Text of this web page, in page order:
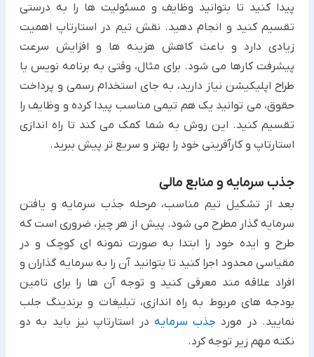
پیدا کنید تا بتوانید وظایف و مسئولیت ها را به درستی
تقسیم کنید و انجام دهید. نقش تیم در استارتاپ اهمیت
زیادی دارد و باعث کاهش هزینه ها و افزایش سرعت
پیشرفت کارها می شود. برای مثال، وقتی به برنامه نویس یا
طراح اپلیکیشن نیاز دارید، به جای استخدام رسمی و پرداخت
حقوق، می توانید یک هم تیمی مناسب پیدا کرده و وظایف را
تقسیم کنید. این روش به شما کمک می کند تا راه اندازی
استارتاپ و کارآفرینی خود را بهتر و سریع تر پیش ببرید.
جذب سرمایه و منابع مالی
بعد از تشکیل تیم مناسب، مرحله جذب سرمایه و یافتن
سرمایه گذار مطرح می شود. پیش از هر چیز، ضروری است که
طرح و ایده خود را ابتدا به صورت نمونه ای کوچک و در
مقیاسی محدود اجرا کنید تا بتوانید آن را به سرمایه گذاران و
افراد علاقه مند معرفی کنید و توجه آن ها را برای تامین
بودجه های مربوط به راه اندازی، تبلیغات و برندینگ جلب
نمایید. در مورد جذب سرمایه در استارتاپ نیز باید به دو
نکته مهم زیر توجه کرد.